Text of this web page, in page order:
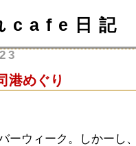
cafe日記
港めぐり
ーウィーク。しかーし